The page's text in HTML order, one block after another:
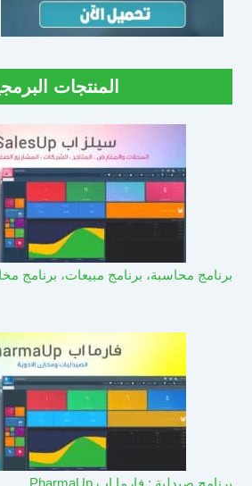
المنتجات
برنامج محاسبة، برنامج مبيعات، برنامج